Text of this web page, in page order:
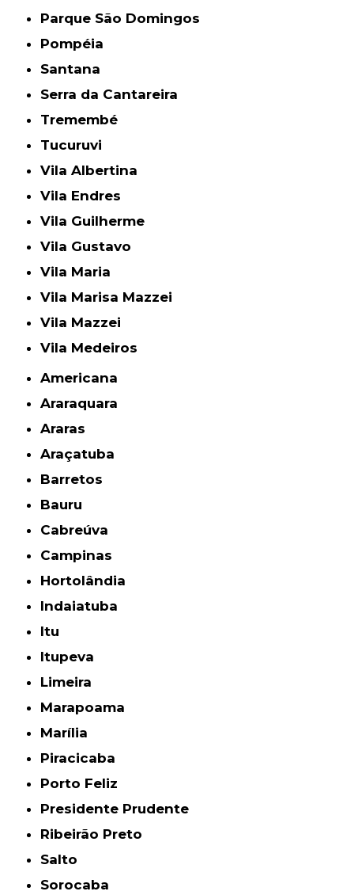
Parque São Domingos
Pompéia
Santana
Serra da Cantareira
Tremembé
Tucuruvi
Vila Albertina
Vila Endres
Vila Guilherme
Vila Gustavo
Vila Maria
Vila Marisa Mazzei
Vila Mazzei
Vila Medeiros
Americana
Araraquara
Araras
Araçatuba
Barretos
Bauru
Cabreúva
Campinas
Hortolândia
Indaiatuba
Itu
Itupeva
Limeira
Marapoama
Marília
Piracicaba
Porto Feliz
Presidente Prudente
Ribeirão Preto
Salto
Sorocaba